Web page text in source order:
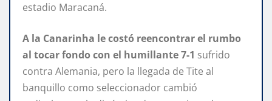
estadio Maracaná.
A la Canarinha le costó reencontrar el rumbo
al tocar fondo con el humillante 7-1 sufrido
contra Alemania, pero la llegada de Tite al
banquillo como seleccionador cambió